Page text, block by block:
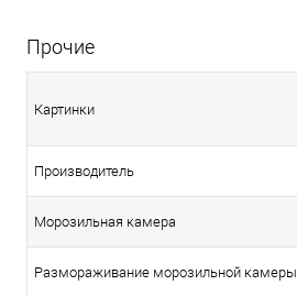
Прочие
Картинки
Производитель
Морозильная камера
Размораживание морозильной камеры